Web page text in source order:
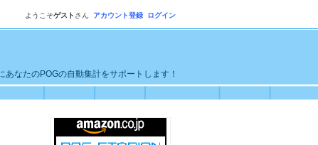
ようこそゲスト さん アカウント登録 ログイン
なたのPOGの自動集計をサポートします！